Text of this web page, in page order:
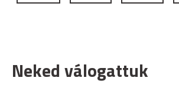
Neked válogattuk